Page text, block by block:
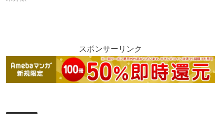
スポンサーリンク